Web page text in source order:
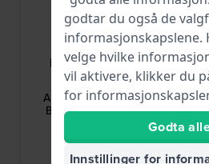
Emporio Armani
AAR11096
AR11096 Luigi 22 mm
Brown Leather Strap
702,00 kr
godtar du også de
informasjonskapslene.
velge hvilke
vil aktivere, klikker du
for
Godta
Innstillinger for